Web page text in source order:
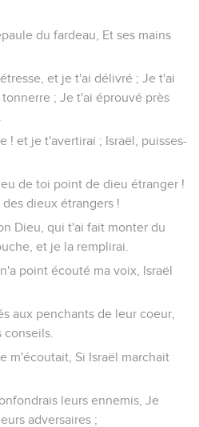
du fardeau, Et ses mains
et je t'ai délivré ; Je t'ai
; Je t'ai éprouvé près
! et je t'avertirai ; Israël, puisses-
de toi point de dieu étranger !
dieux étrangers !
Dieu, qui t'ai fait monter du
et je la remplirai.
point écouté ma voix, Israël
aux penchants de leur coeur,
m'écoutait, Si Israël marchait
leurs ennemis, Je
adversaires ;